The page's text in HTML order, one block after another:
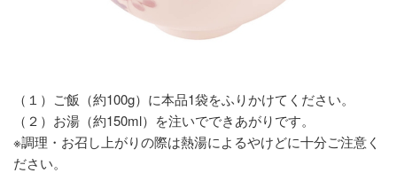
（１）ご飯（約100g）に本品1袋をふりかけてください。
（２）お湯（約150ml）を注いでできあがりです。
※調理・お召し上がりの際は熱湯によるやけどに十分ご注意く
ださい。